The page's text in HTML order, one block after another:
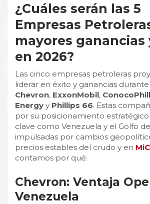
¿Cuáles serán las 5
Empresas
mayores ganancias
en 2026?​
Las cinco empresas petroleras
liderar en éxito y ganancias
Chevron, ExxonMobil,
Energy y Phillips 66. Estas
por su posicionamiento
clave como Venezuela y el Golfo
impulsadas por cambios
precios estables del crudo y en
contamos por qué:
Chevron: Ventaja
Venezuela